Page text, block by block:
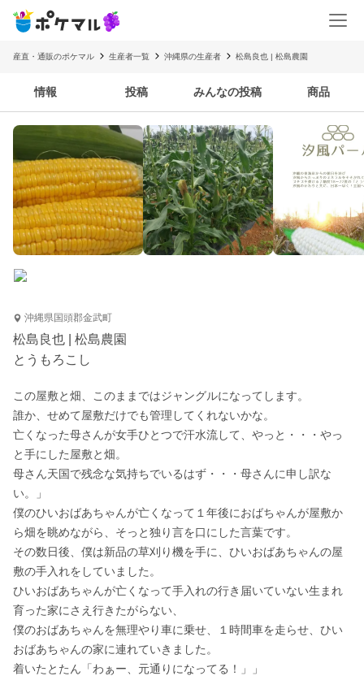
産直・通販のポケマル 生産者一覧 沖縄県の生産者 松島良也 | 松島農園
情報 投稿 みんなの投稿 商品
沖縄県国頭郡金武町
松島良也 | 松島農園
とうもろこし
この屋敷と畑、このままではジャングルになってします。
誰か、せめて屋敷だけでも管理してくれないかな。
亡くなった母さんが女手ひとつで汗水流して、やっと・・・やっ
と手にした屋敷と畑。
母さん天国で残念な気持ちでいるはず・・・母さんに申し訳な
い。」
僕のひいおばあちゃんが亡くなって１年後におばちゃんが屋敷か
ら畑を眺めながら、そっと独り言を口にした言葉です。
その数日後、僕は新品の草刈り機を手に、ひいおばあちゃんの屋
敷の手入れをしていました。
ひいおばあちゃんが亡くなって手入れの行き届いていない生まれ
育った家にさえ行きたがらない、
僕のおばあちゃんを無理やり車に乗せ、１時間車を走らせ、ひい
おばあちゃんの家に連れていきました。
着いたとたん「わぁー、元通りになってる！」」